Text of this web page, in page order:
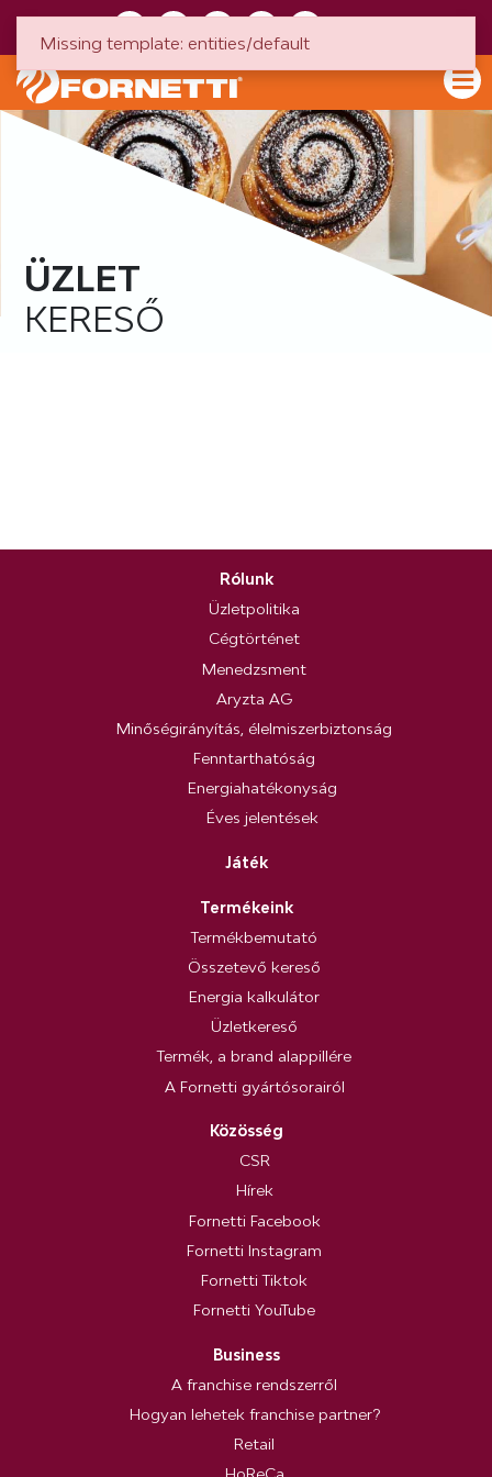
ÜZLET
KERESŐ
Rólunk
Üzletpolitika
Cégtörténet
Menedzsment
Aryzta AG
Minőségirányítás, élelmiszerbiztonság
Fenntarthatóság
Energiahatékonyság
Éves jelentések
Játék
Termékeink
Termékbemutató
Összetevő kereső
Energia kalkulátor
Üzletkereső
Termék, a brand alappillére
A Fornetti gyártósorairól
Közösség
CSR
Hírek
Fornetti Facebook
Fornetti Instagram
Fornetti Tiktok
Fornetti YouTube
Business
A franchise rendszerről
Hogyan lehetek franchise partner?
Retail
Missing template: entities/default